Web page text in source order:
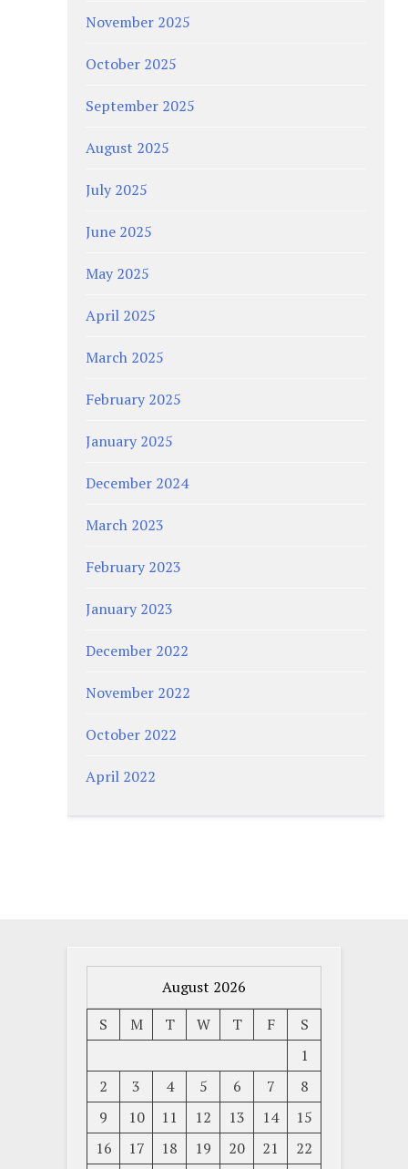
November 2025
October 2025
September 2025
August 2025
July 2025
June 2025
May 2025
April 2025
March 2025
February 2025
January 2025
December 2024
March 2023
February 2023
January 2023
December 2022
November 2022
October 2022
April 2022
August 2026
S
M T W T F
S
1
2
3 4 5 6 7
8
9
10 11 12 13 14
15
16
17 18 19 20 21
22